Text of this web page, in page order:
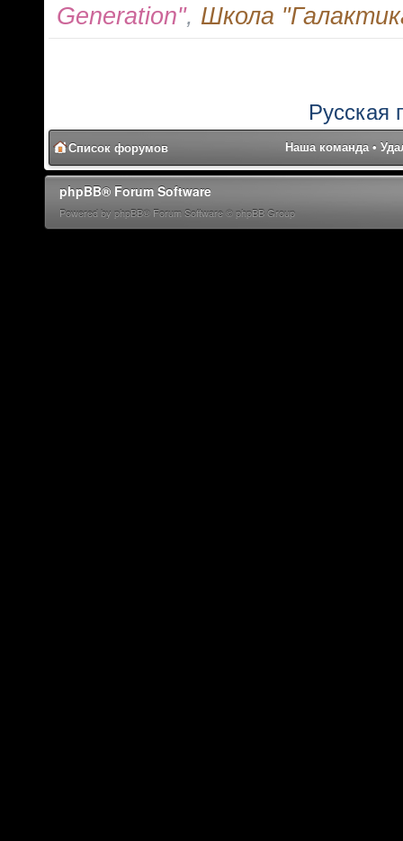
Generation", Школа
Русская
Список форумов Наша команда•
phpBB® Forum Software
Powered by phpBB® Forum Software © phpBB Group